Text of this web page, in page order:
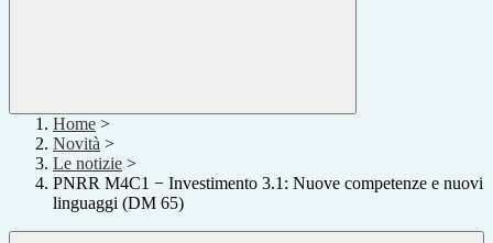
Home >
Novità >
Le notizie >
PNRR M4C1 − Investimento 3.1: Nuove competenze e nuovi
linguaggi (DM 65)